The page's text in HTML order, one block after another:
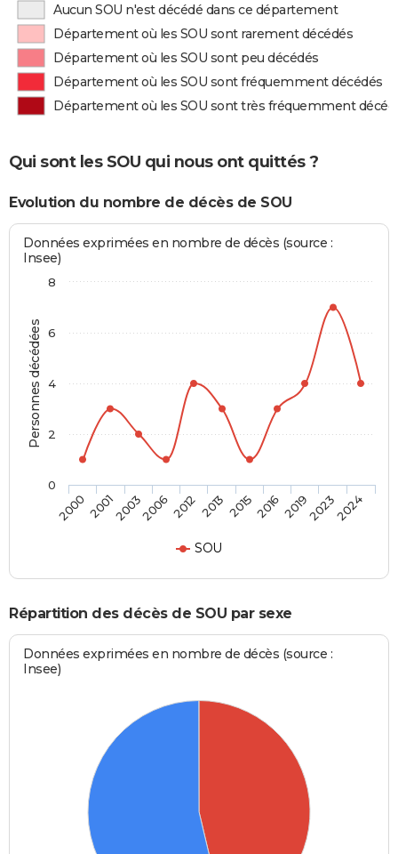
Aucun SOU n'est décédé dans ce département
Département où les SOU sont rarement décédés
Département où les SOU sont peu décédés
Département où les SOU sont fréquemment décédés
Département où les SOU sont très fréquemment
Qui sont les SOU qui nous ont quittés ?
Evolution du nombre de décès de SOU
Personnes décédées
Données exprimées en nombre de décès (source :
Insee)
SOU
2000 2001200320062012 2013 20152016201920232024
0
2
4
6
8
Répartition des décès de SOU par sexe
Données exprimées en nombre de décès (source :
Insee)